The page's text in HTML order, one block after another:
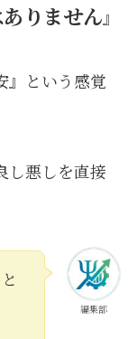
りません』
』という感覚
し悪しを直接
編集部